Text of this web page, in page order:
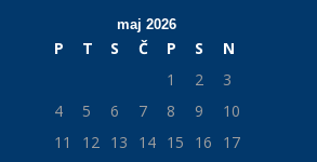
maj 2026
P T S Č P S
N
1
2
3
4
5 6 7 8 9
10
11
12 13 14 15 16
17